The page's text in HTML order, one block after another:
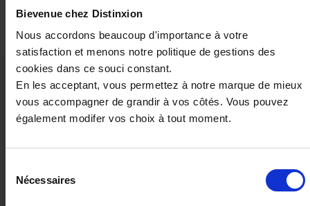
Bievenue chez Distinxion
Nous accordons beaucoup d'importance à votre
satisfaction et menons notre politique de gestions des
cookies dans ce souci constant.
En les acceptant, vous permettez à notre marque de mieux
vous accompagner de grandir à vos côtés. Vous pouvez
également modifer vos choix à tout moment.
Nécessaires
Ces véhicules pourraient vous
intéresser